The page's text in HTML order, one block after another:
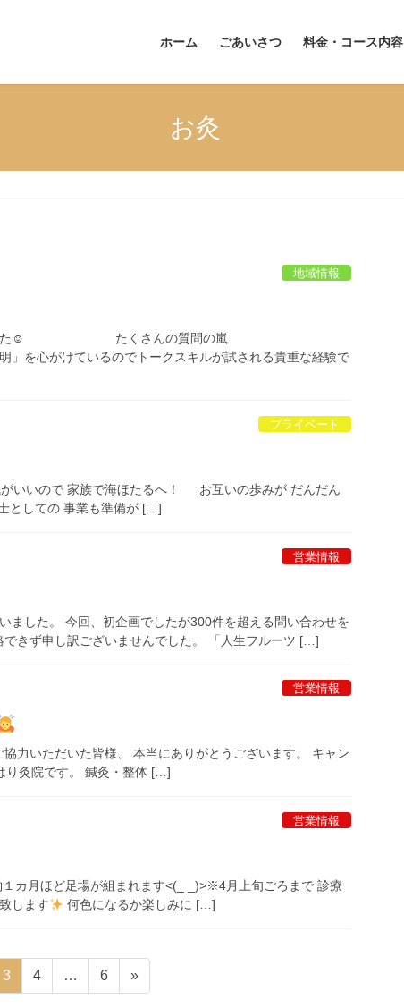
ホーム ごあいさつ 料金・コース内容
お灸
地域情報
れました☺ たくさんの質問の嵐
けているのでトークスキルが試される貴重な経験で
プライベート
いいので 家族で海ほたるへ！ お互いの歩みが だんだん
としての 事業も準備が […]
営業情報
ました。 今回、初企画でしたが300件を超える問い合わせを
できず申し訳ございませんでした。 「人生フルーツ […]
営業情報
協力いただいた皆様、 本当にありがとうございます。 キャン
り灸院です。 鍼灸・整体 […]
営業情報
カ月ほど足場が組まれます<(_ _)>※4月上旬ごろまで 診療
します
何色になるか楽しみに […]
固
定
3
固
定
4 …
固
定
6 »